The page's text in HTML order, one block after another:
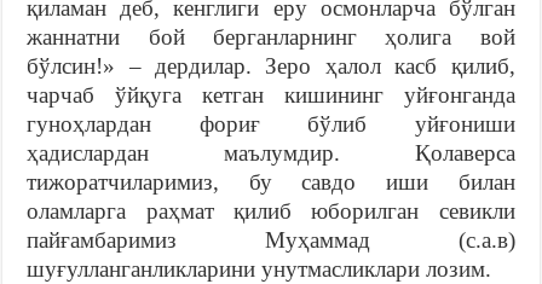
қиламан деб, кенглиги еру осмонларча бўлган
жаннатни бой берганларнинг ҳолига вой
бўлсин!» – дердилар. Зеро ҳалол касб қилиб,
чарчаб ўйқуга кетган кишининг уйғонганда
гуноҳлардан фориғ бўлиб уйғониши
ҳадислардан маълумдир. Қолаверса
тижоратчиларимиз, бу савдо иши билан
оламларга раҳмат қилиб юборилган севикли
пайғамбаримиз Муҳаммад (с.а.в)
шуғулланганликларини унутмасликлари лозим.